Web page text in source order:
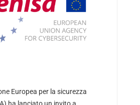
Europea per la sicurezza